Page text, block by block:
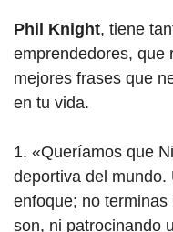
Phil Knight, tiene
emprendedores, que
mejores frases que
en tu vida.
1. «Queríamos que
deportiva del mundo.
enfoque; no
son, ni patrocinando